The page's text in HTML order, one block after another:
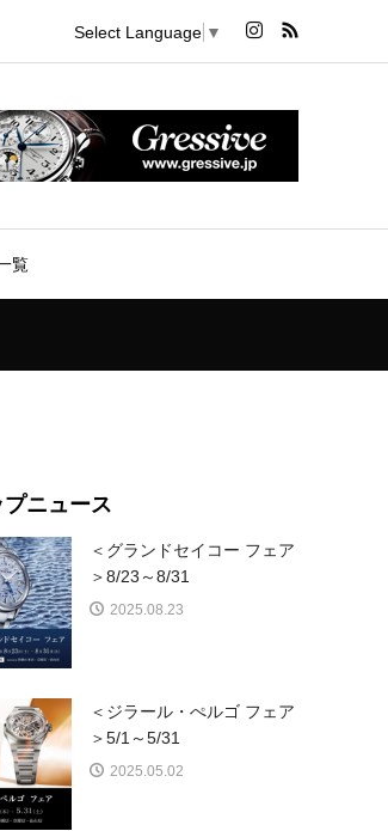
Select Language ▼
覧
ニュース
＜グランドセイコー フェア
＞8/23～8/31
2025.08.23
＜ジラール・ぺルゴ フェア
＞5/1～5/31
2025.05.02